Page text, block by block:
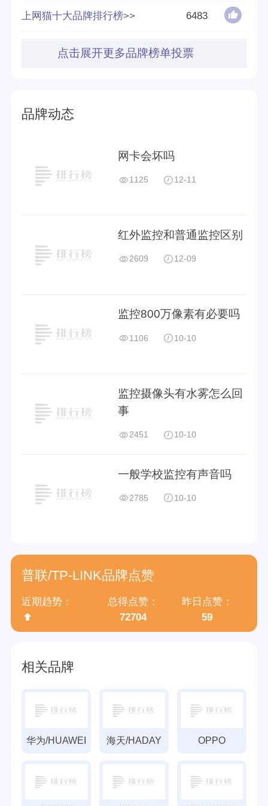
优质
好评率
1799862
英文名称
上网猫十大品牌排行榜>> 6483
点击展开更多品牌榜单投票
品牌动态
网卡会坏吗
1125 12-11
红外监控和普通监控区别
2609 12-09
监控800万像素有必要吗
1106 10-10
监控摄像头有水雾怎么回
事
2451 10-10
一般学校监控有声音吗
2785 10-10
普联/TP-LINK品牌点赞
近期趋势：
总得点赞：
72704
昨日点赞：
59
相关品牌
华为/HUAWEI 海天/HADAY OPPO